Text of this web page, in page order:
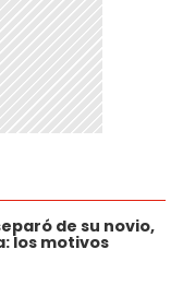
de su novio,
los motivos